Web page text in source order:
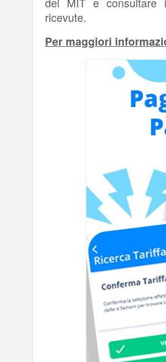
ricevute.
Per maggiori